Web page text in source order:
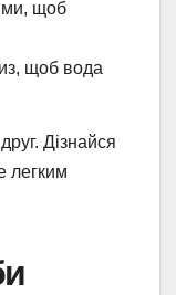
щоб
щоб вода
Дізнайся
легким